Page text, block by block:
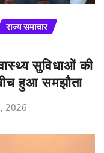
राज्य समाचार
सुविधाओं की
हुआ समझौता
2026